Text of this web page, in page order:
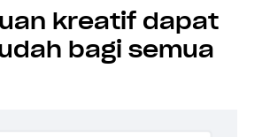
kreatif dapat
bagi semua